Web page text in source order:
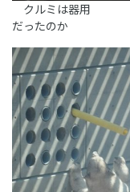
クルミは器用
だったのか